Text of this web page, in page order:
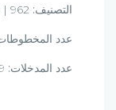
التصنيف:
عدد
عدد المدخلات: